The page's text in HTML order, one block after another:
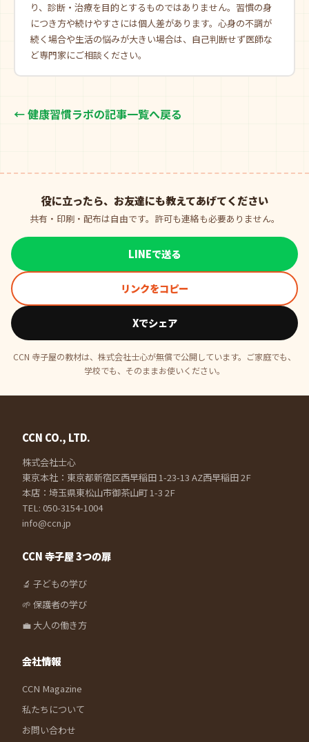
り、診断・治療を目的とするものではありません。習慣の身
につき方や続けやすさには個人差があります。心身の不調が
続く場合や生活の悩みが大きい場合は、自己判断せず医師な
ど専門家にご相談ください。
← 健康習慣ラボの記事一覧へ戻る
役に立ったら、お友達にも教えてあげてください
共有・印刷・配布は自由です。許可も連絡も必要ありません。
LINEで送る
リンクをコピー
Xでシェア
CCN 寺子屋の教材は、株式会社士心が無償で公開しています。ご家庭でも、
学校でも、そのままお使いください。
CCN CO., LTD.
株式会社士心
東京本社：東京都新宿区西早稲田 1-23-13 AZ西早稲田 2F
本店：埼玉県東松山市御茶山町 1-3 2F
TEL: 050-3154-1004
info@ccn.jp
CCN 寺子屋 3つの扉
🔬 子どもの学び
🌱 保護者の学び
💼 大人の働き方
会社情報
CCN Magazine
私たちについて
お問い合わせ